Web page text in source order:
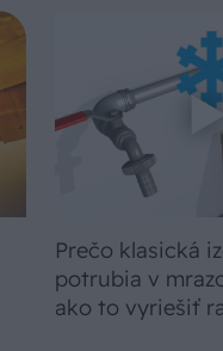
Prečo klasická
potrubia v
ako to vyriešiť